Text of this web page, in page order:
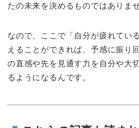
たの未来を決めるものではありま
なので、ここで「自分が疲れてい
えることができれば、予感に振り
の直感や先を見通す力を自分や大
るようになるんです。